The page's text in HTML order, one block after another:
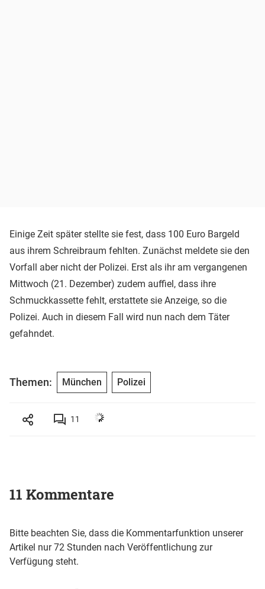
Einige Zeit später stellte sie fest, dass 100 Euro Bargeld
aus ihrem Schreibraum fehlten. Zunächst meldete sie den
Vorfall aber nicht der Polizei. Erst als ihr am vergangenen
Mittwoch (21. Dezember) zudem auffiel, dass ihre
Schmuckkassette fehlt, erstattete sie Anzeige, so die
Polizei. Auch in diesem Fall wird nun nach dem Täter
gefahndet.
Themen: München Polizei
11
11 Kommentare
Bitte beachten Sie, dass die Kommentarfunktion unserer
Artikel nur 72 Stunden nach Veröffentlichung zur
Verfügung steht.